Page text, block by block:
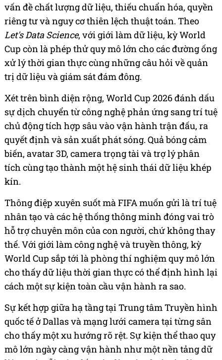
vấn đề chất lượng dữ liệu, thiếu chuẩn hóa, quyền
riêng tư và nguy cơ thiên lệch thuật toán. Theo
Let's Data Science, với giới làm dữ liệu, kỳ World
Cup còn là phép thử quy mô lớn cho các đường ống
xử lý thời gian thực cùng những câu hỏi về quản
trị dữ liệu và giám sát đám đông.
Xét trên bình diện rộng, World Cup 2026 đánh dấu
sự dịch chuyển từ công nghệ phản ứng sang trí tuệ
chủ động tích hợp sâu vào vận hành trận đấu, ra
quyết định và sản xuất phát sóng. Quả bóng cảm
biến, avatar 3D, camera trọng tài và trợ lý phân
tích cùng tạo thành một hệ sinh thái dữ liệu khép
kín.
Thông điệp xuyên suốt mà FIFA muốn gửi là trí tuệ
nhân tạo và các hệ thống thông minh đóng vai trò
hỗ trợ chuyên môn của con người, chứ không thay
thế. Với giới làm công nghệ và truyền thông, kỳ
World Cup sắp tới là phòng thí nghiệm quy mô lớn
cho thấy dữ liệu thời gian thực có thể định hình lại
cách một sự kiện toàn cầu vận hành ra sao.
Sự kết hợp giữa hạ tầng tại Trung tâm Truyền hình
quốc tế ở Dallas và mạng lưới camera tại từng sân
cho thấy một xu hướng rõ rệt. Sự kiện thể thao quy
mô lớn ngày càng vận hành như một nền tảng dữ